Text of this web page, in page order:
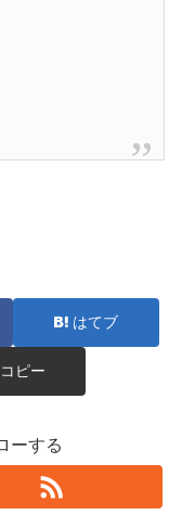
はてブ
コピー
ーする